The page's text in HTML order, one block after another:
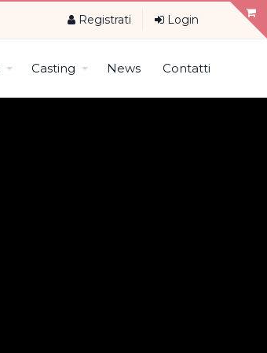
Registrati Login
Casting News Contatti